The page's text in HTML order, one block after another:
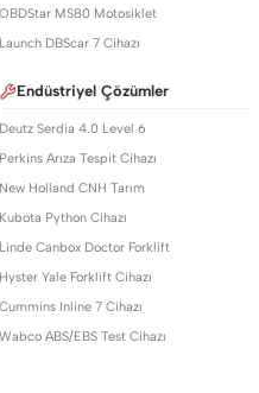
OBDStar MS80 Motosiklet
Launch DBScar 7 Cihazı
Endüstriyel Çözümler
Deutz Serdia 4.0 Level 6
Perkins Arıza Tespit Cihazı
New Holland CNH Tarım
Kubota Python Cihazı
Linde Canbox Doctor Forklift
Hyster Yale Forklift Cihazı
Cummins Inline 7 Cihazı
Wabco ABS/EBS Test Cihazı